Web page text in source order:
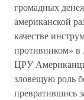
громадных
американской
качестве
противником» в
ЦРУ
зловещую роль
превратившись